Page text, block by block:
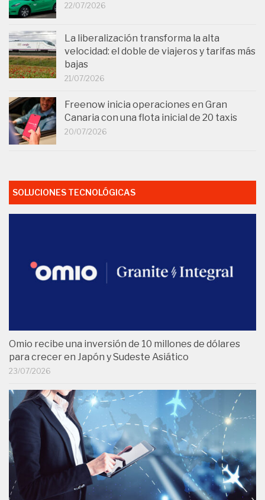
22/07/2026
La liberalización transforma la alta
velocidad: el doble de viajeros y tarifas más
bajas
21/07/2026
Freenow inicia operaciones en Gran
Canaria con una flota inicial de 20 taxis
20/07/2026
SOLUCIONES TECNOLÓGICAS
Omio recibe una inversión de 10 millones de dólares
para crecer en Japón y Sudeste Asiático
23/07/2026